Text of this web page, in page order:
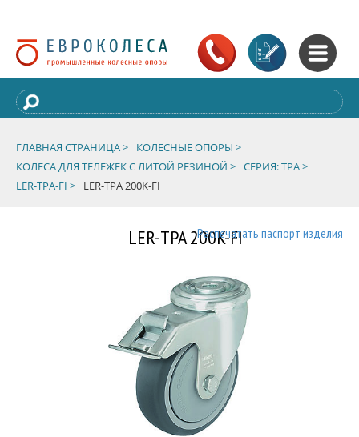
ГЛАВНАЯ СТРАНИЦА >
КОЛЕСНЫЕ ОПОРЫ >
КОЛЕСА ДЛЯ ТЕЛЕЖЕК С ЛИТОЙ РЕЗИНОЙ > СЕРИЯ: TPA >
LER-TPA-FI >
LER-TPA 200K-FI
LER-TPA 200K-FIРаспечатать паспорт изделия